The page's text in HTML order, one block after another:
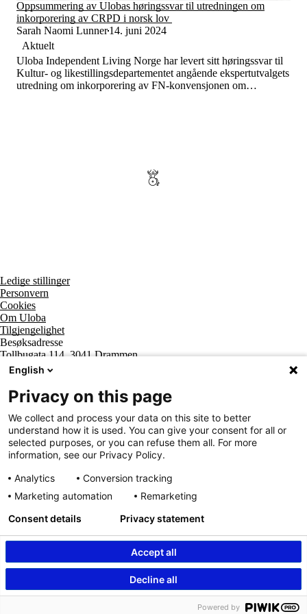
Tall og fakta
Om Uloba
Kontakt Uloba
Supportsenter
Oppsummering av Ulobas høringssvar til utredningen om
inkorporering av CRPD i norsk lov
Sarah Naomi Lunner14. juni 2024
Aktuelt
Uloba Independent Living Norge har levert sitt høringssvar til
Kultur- og likestillingsdepartementet angående ekspertutvalgets
utredning om inkorporering av FN-konvensjonen om
Ledige stillinger
Personvern
Cookies
Om Uloba
Tilgjengelighet
Besøksadresse
Tollbugata 114, 3041 Drammen
Postadresse
Postboks 2474 Strømsø, 3003 Drammen
Supportsenter tlf
800 20 202
Sentralbord tlf
32 20 59 10
Organisasjonsnummer
963 890 095
Innhold beskyttet av © Uloba – Independent Living Norge SA 2026
English
Privacy on this page
We collect and process your data on this site to better
understand how it is used. You can give your consent for all or
selected purposes, or you can refuse them all. For more
information, see our Privacy Policy.
Analytics
Conversion tracking
Marketing automation
Remarketing
Accept all
Decline all
Consent details Privacy statement
Powered by